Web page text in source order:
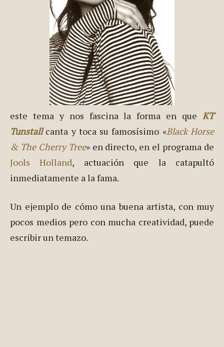
este tema y nos fascina la forma en que KT
Tunstallcanta y toca su famosísimo «Black Horse
& The Cherry Tree» en directo, en el programa de
Jools Holland, actuación que la catapultó
inmediatamente a la fama.
Un ejemplo de cómo una buena artista, con muy
pocos medios pero con mucha creatividad, puede
escribir un temazo.